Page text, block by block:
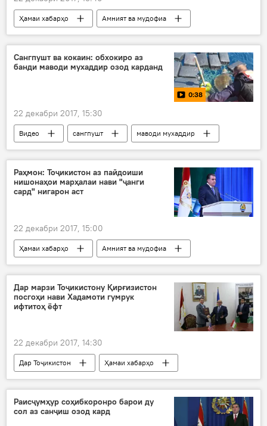
Ҳамаи хабарҳо
Амният ва мудофиа
Эмомалӣ Раҳмон
Паёми солона
Дар Тоҷикистон
Давлати Исломӣ
Сангпушт ва кокаин: обхокиро аз
банди маводи мухаддир озод карданд
0:38
22 декабри 2017, 15:30
Видео сангпушт
маводи мухаддир
Дар ҷаҳон
Раҳмон: Тоҷикистон аз пайдоиши
нишонаҳои марҳалаи нави "ҷанги
сард" нигарон аст
22 декабри 2017, 15:00
Ҳамаи хабарҳо
Амният ва мудофиа
Эмомалӣ Раҳмон
Паёми солона
Дар Тоҷикистон
Дар марзи Тоҷикистону Қирғизистон
посгоҳи нави Хадамоти гумрук
ифтитоҳ ёфт
22 декабри 2017, 14:30
Дар Тоҷикистон
Ҳамаи хабарҳо
ИМА
сохтмон
Хадамоти гумруки Тоҷикистон
Раисҷумҳур соҳибкоронро барои ду
сол аз санҷиш озод кард